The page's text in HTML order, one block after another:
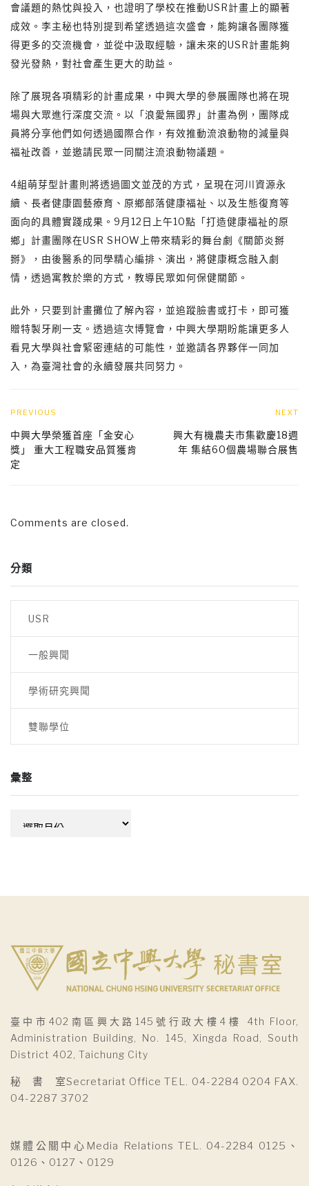
會議題的熱忱與投入，也證明了學校在推動USR計畫上的顯著
成效。李主秘也特別提到希望透過這次盛會，能夠讓各團隊獲
得更多的交流機會，並從中汲取經驗，讓未來的USR計畫能夠
發光發熱，對社會產生更大的助益。
除了展現各項精彩的計畫成果，中興大學的參展團隊也將在現
場與大眾進行深度交流。以「浪愛無國界」計畫為例，團隊成
員將分享他們如何透過國際合作，有效推動流浪動物的減量與
福祉改善，並邀請民眾一同關注流浪動物議題。
4組萌芽型計畫則將透過圖文並茂的方式，呈現在河川資源永
續、長者健康園藝療育、原鄉部落健康福祉、以及生態復育等
面向的具體實踐成果。9月12日上午10點「打造健康福祉的原
鄉」計畫團隊在USR SHOW上帶來精彩的舞台劇《關節炎掰
掰》，由後醫系的同學精心編排、演出，將健康概念融入劇
情，透過寓教於樂的方式，教導民眾如何保健關節。
此外，只要到計畫攤位了解內容，並追蹤臉書或打卡，即可獲
贈特製牙刷一支。透過這次博覽會，中興大學期盼能讓更多人
看見大學與社會緊密連結的可能性，並邀請各界夥伴一同加
入，為臺灣社會的永續發展共同努力。
PREVIOUS
中興大學榮獲首座「金安心
獎」 重大工程職安品質獲肯
定
NEXT
興大有機農夫市集歡慶18週
年 集結60個農場聯合展售
Comments are closed.
分類
USR
一般興聞
學術研究興聞
雙聯學位
彙整
臺中市402南區興大路145號行政大樓4樓 4th Floor,
Administration Building, No. 145, Xingda Road, South
District 402, Taichung City
秘 書 室Secretariat Office TEL. 04-2284 0204 FAX.
04-2287 3702
媒體公關中心Media Relations TEL. 04-2284 0125、
0126、0127、0129